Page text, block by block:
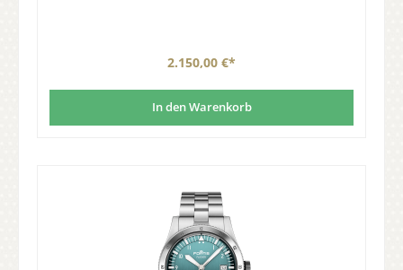
2.150,00 €*
In den Warenkorb